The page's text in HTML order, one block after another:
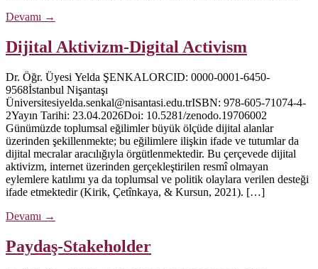
Devamı →
Dijital Aktivizm-Digital Activism
Dr. Öğr. Üyesi Yelda ŞENKALORCID: 0000-0001-6450-
9568İstanbul Nişantaşı
Üniversitesiyelda.senkal@nisantasi.edu.trISBN: 978-605-71074-4-
2Yayın Tarihi: 23.04.2026Doi: 10.5281/zenodo.19706002
Günümüzde toplumsal eğilimler büyük ölçüde dijital alanlar
üzerinden şekillenmekte; bu eğilimlere ilişkin ifade ve tutumlar da
dijital mecralar aracılığıyla örgütlenmektedir. Bu çerçevede dijital
aktivizm, internet üzerinden gerçekleştirilen resmî olmayan
eylemlere katılımı ya da toplumsal ve politik olaylara verilen desteği
ifade etmektedir (Kirik, Çetînkaya, & Kursun, 2021). […]
Devamı →
Paydaş-Stakeholder